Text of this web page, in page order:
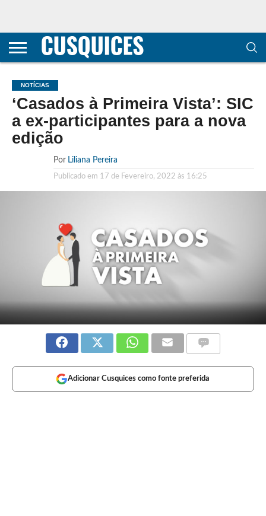
CONTACTOS
HOME
POLÍTICA DE
E COOKIES
SOBRE
TERMOS E
TRANSPARÊNCIA
METODOLOGIA
NOTÍCIAS
‘Casados à Primeira Vista’: SIC
a ex-participantes para a nova
edição
Por Liliana Pereira
Publicado em 17 de Fevereiro, 2022 às 16:25
Adicionar Cusquices como fonte preferida